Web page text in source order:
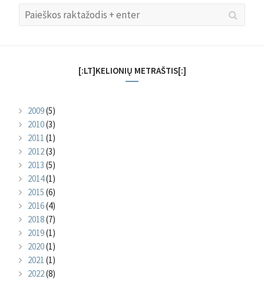
Search
for:
[:LT]KELIONIŲ METRAŠTIS[:]
2009(5)
2010(3)
2011 (1)
2012(3)
2013 (5)
2014(1)
2015 (6)
2016(4)
2018(7)
2019(1)
2020(1)
2021 (1)
2022(8)